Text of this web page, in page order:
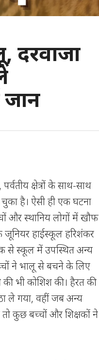
जान
क्षेत्रों के साथ-साथ
है। ऐसी ही एक घटना
और स्थानिय लोगों में खौफ
हाईस्कूल हरिशंकर
से स्कूल में उपस्थित अन्य
ने भालू से बचने के लिए
भी कोशिश की। हैरत की
ले गया, वहीं जब अन्य
तो कुछ बच्चों और शिक्षकों ने